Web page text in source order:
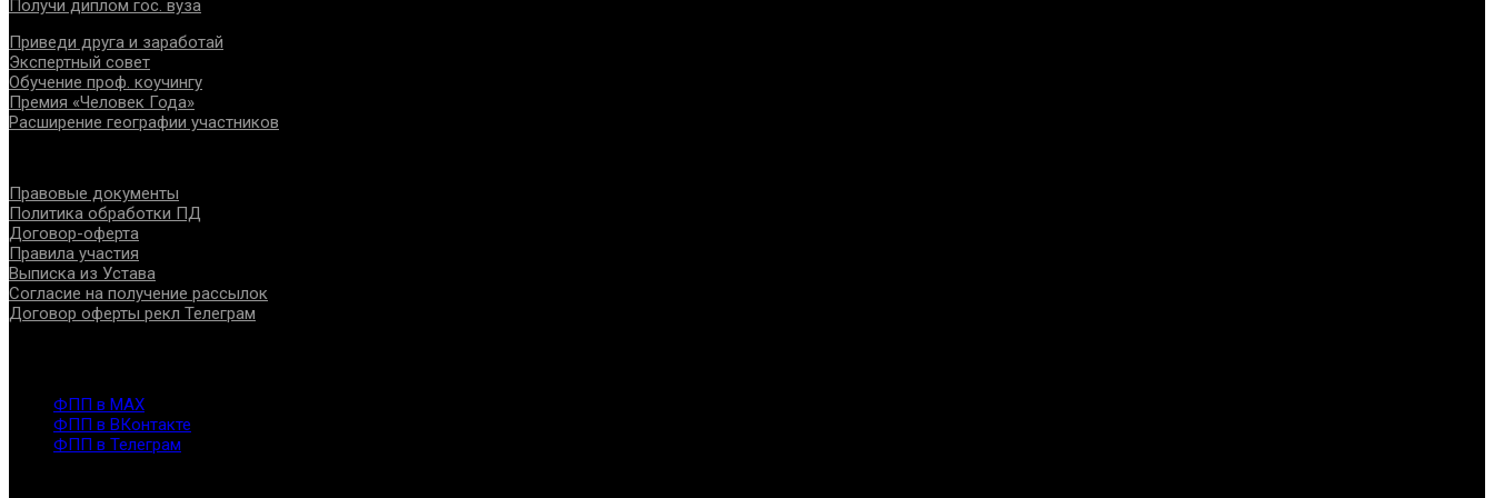
Получи диплом гос. вуза
Приведи друга и заработай
Экспертный совет
Обучение проф. коучингу
Премия «Человек Года»
Расширение географии участников
Правовые документы
Политика обработки ПД
Договор-оферта
Правила участия
Выписка из Устава
Согласие на получение рассылок
Договор оферты рекл Телеграм
ФПП в МАХ
ФПП в ВКонтакте
ФПП в Телеграм